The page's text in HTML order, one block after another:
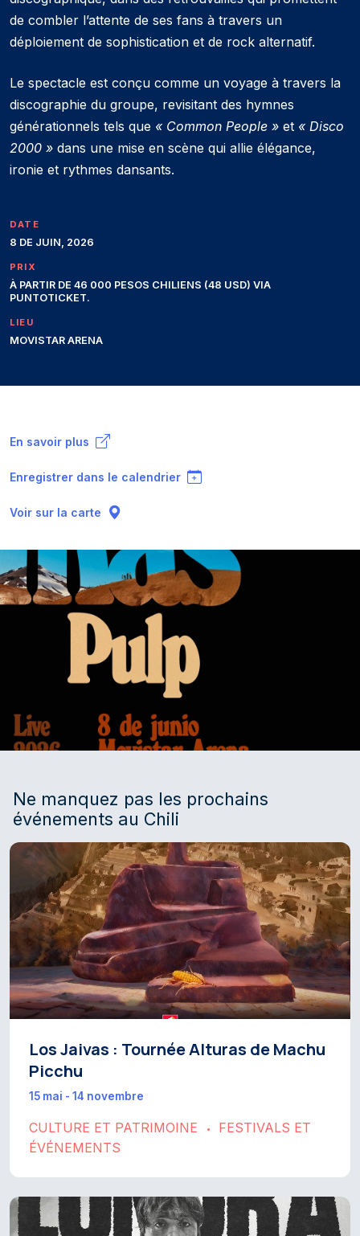
de combler l’attente de ses fans à travers un
déploiement de sophistication et de rock alternatif.
Le spectacle est conçu comme un voyage à travers la
discographie du groupe, revisitant des hymnes
générationnels tels que « Common People » et « Disco
2000 » dans une mise en scène qui allie élégance,
ironie et rythmes dansants.
DATE
8 DE JUIN, 2026
PRIX
À PARTIR DE 46 000 PESOS CHILIENS (48 USD) VIA
PUNTOTICKET.
LIEU
MOVISTAR ARENA
En savoir plus
Enregistrer dans le calendrier
Voir sur la carte
Ne manquez pas les prochains
événements au Chili
Los Jaivas : Tournée Alturas de Machu
Picchu
15 mai - 14 novembre
CULTURE ET PATRIMOINE •
FESTIVALS ET
ÉVÉNEMENTS